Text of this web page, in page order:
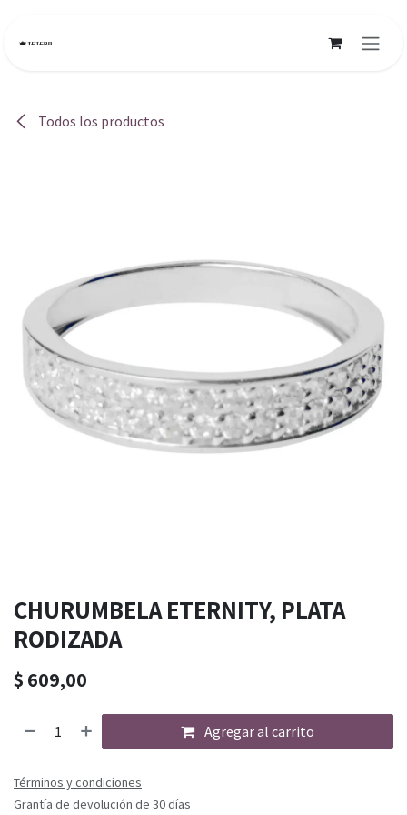
Todos los productos
CHURUMBELA ETERNITY, PLATA
RODIZADA
$ 609,00
Agregar al carrito
Términos y condiciones
Grantía de devolución de 30 días